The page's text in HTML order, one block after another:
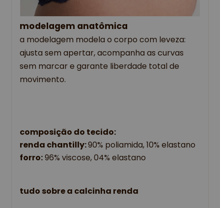
modelagem anatômica
a modelagem modela o corpo com leveza:
ajusta sem apertar, acompanha as curvas
sem marcar e garante liberdade total de
movimento.
composição do tecido:
renda chantilly: 90% poliamida, 10% elastano
forro: 96% viscose, 04% elastano
tudo sobre a calcinha renda